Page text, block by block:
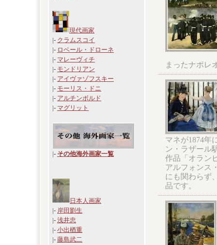
現代画家
|- クラムスコイ
|- ロベール・ドローネ
|- マレーヴィチ
|- モンドリアン
|- アイヴァゾフスキー
|- モーリス・ドニ
|- アルチンボルド
|- マグリット
|- その他海外画家一覧
日本人画家
|- 岸田劉生
|- 浅井忠
|- 小出楢重
|- 藤島武二
まったナポレ
マネが1874年
ン・ラザール
作品「オラン
アルフォンス
にも関わらず
品です。